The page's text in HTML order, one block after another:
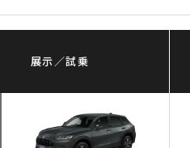
展示／試乗